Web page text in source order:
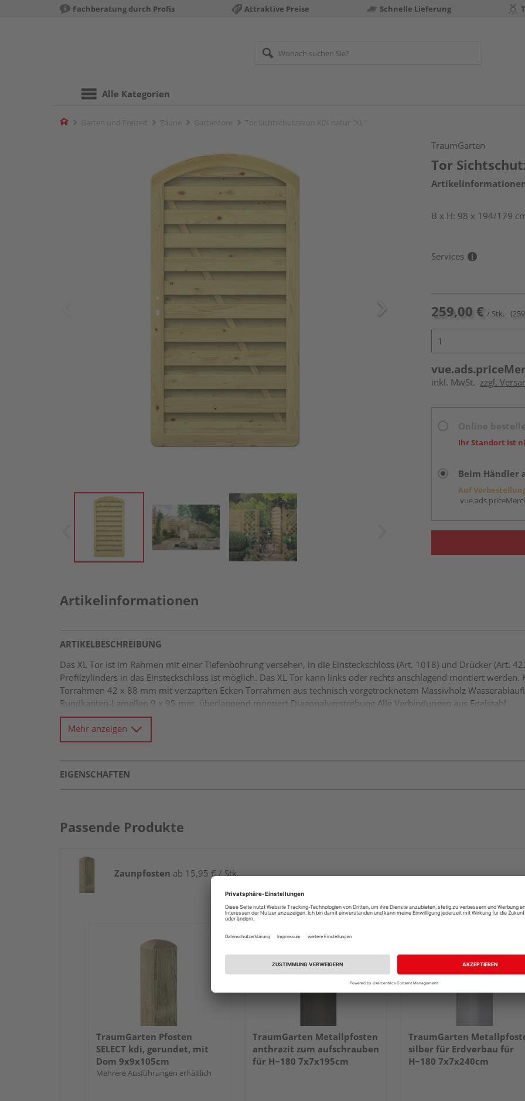
Fachberatung durch Profis Attraktive Preise Schnelle Lieferung
Alle Kategorien
Home
TraumGarten
Tor
B x H: 98 x 194/179
Services
259,00 € / Stk.
inkl. MwSt. zzgl.
Ihr Standort ist
Beim Händler
Auf
Artikelinformationen
ARTIKELBESCHREIBUNG
Das XL Tor ist im Rahmen mit einer Tiefenbohrung versehen, in die Einsteckschloss (Art. 1018) und Drücker (Art.
Profilzylinders in das Einsteckschloss ist möglich. Das XL Tor kann links oder rechts anschlagend montiert
Torrahmen 42 x 88 mm mit verzapften Ecken Torrahmen aus technisch vorgetrocknetem Massivholz
Rundkanten-Lamellen 9 x 95 mm, überlappend montiert Diagonalverstrebung Alle Verbindungen aus Edelstahl
Mehr anzeigen
EIGENSCHAFTEN
Passende Produkte
Zaunpfosten ab 15,95 € / Stk.
TraumGarten Pfosten
SELECT kdi, gerundet, mit
Dom 9x9x105cm
Mehrere Ausführungen erhältlich
TraumGarten Metallpfosten
anthrazit zum aufschrauben
für H~180 7x7x195cm
TraumGarten
silber für Erdverbau für
H~180 7x7x240cm